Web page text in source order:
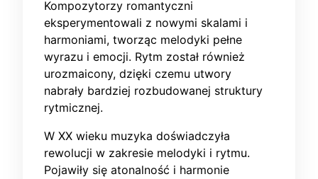
Kompozytorzy romantyczni
eksperymentowali z nowymi skalami i
harmoniami, tworząc melodyki pełne
wyrazu i emocji. Rytm został również
urozmaicony, dzięki czemu utwory
nabrały bardziej rozbudowanej struktury
rytmicznej.
W XX wieku muzyka doświadczyła
rewolucji w zakresie melodyki i rytmu.
Pojawiły się atonalność i harmonie